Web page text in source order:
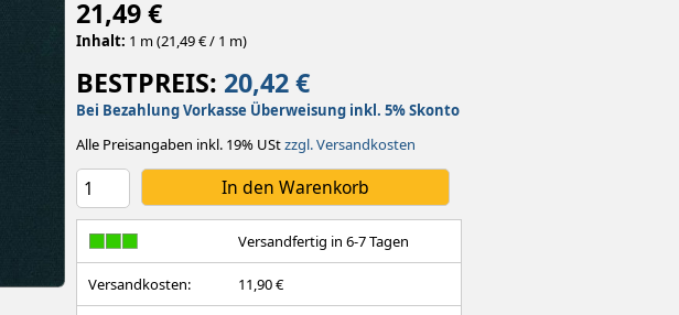
21,49 €
Inhalt: 1 m (21,49 € / 1 m)
BESTPREIS: 20,42 €
Bei Bezahlung Vorkasse Überweisung inkl. 5% Skonto
Alle Preisangaben inkl. 19% UStzzgl. Versandkosten
Versandfertig in 6-7 Tagen
Versandkosten: 11,90 €